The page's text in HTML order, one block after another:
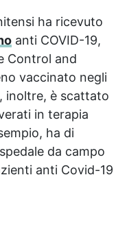
ha ricevuto
anti COVID-19,
Control and
vaccinato negli
inoltre, è scattato
in terapia
ha di
da campo
anti Covid-19